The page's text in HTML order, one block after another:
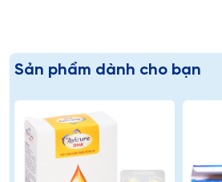
Sản phẩm dành cho bạn